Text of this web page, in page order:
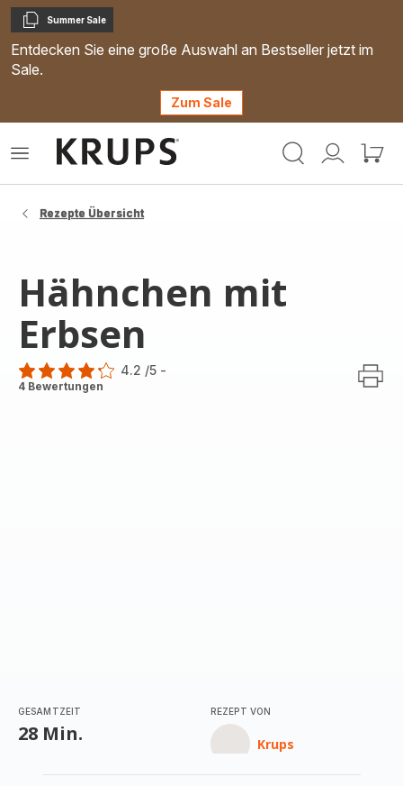
Kopieren
Summer Sale
Entdecken Sie eine große Auswahl an Bestseller jetzt im
Sale.
Zum Sale
Mein
Mein
Das
Rezepte Übersicht
Hähnchen mit
Erbsen
ratings.4.2
4.2 /5 -
4 Bewertungen
GESAMTZEIT
28 Min.
REZEPT VON
Krups